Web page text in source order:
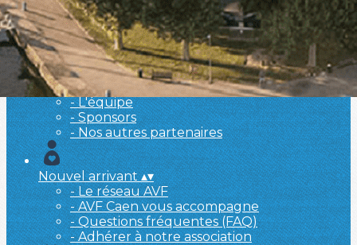
L'association▴▾
- L'association
- Brochure
- L'équipe
- Sponsors
- Nos autres partenaires
Nouvel arrivant▴▾
- Le réseau AVF
- AVF Caen vous accompagne
- Questions fréquentes (FAQ)
- Adhérer à notre association